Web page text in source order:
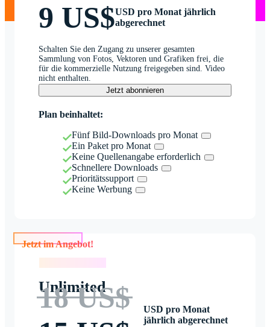
9 US$USD pro Monat jährlich
abgerechnet
Schalten Sie den Zugang zu unserer gesamten
Sammlung von Fotos, Vektoren und Grafiken frei, die
für die kommerzielle Nutzung freigegeben sind. Video
nicht enthalten.
Jetzt abonnieren
Plan beinhaltet:
Fünf Bild-Downloads pro Monat
Ein Paket pro Monat
Keine Quellenangabe erforderlich
Schnellere Downloads
Prioritätssupport
Keine Werbung
Jetzt im Angebot!
Unlimited
18 US$
USD pro Monat
jährlich abgerechnet